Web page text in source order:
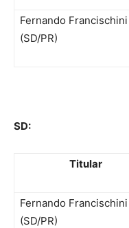
Fernando Francischini
(SD/PR)
SD:
Titular
Fernando Francischini
(SD/PR)